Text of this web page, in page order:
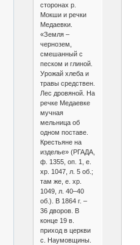
сторонах р.
Мокши и речки
Медаевки.
«Земля –
чернозем,
смешанный с
песком и глиной.
Урожай хлеба и
травы средствен.
Лес дровяной. На
речке Медаевке
мучная
мельница об
одном поставе.
Крестьяне на
изделье» (РГАДА,
ф. 1355, оп. 1, е.
хр. 1047, л. 5 об.;
там же, е. хр.
1049, л. 40–40
об.). В 1864 г. –
36 дворов. В
конце 19 в.
приход в церкви
с. Наумовщины.